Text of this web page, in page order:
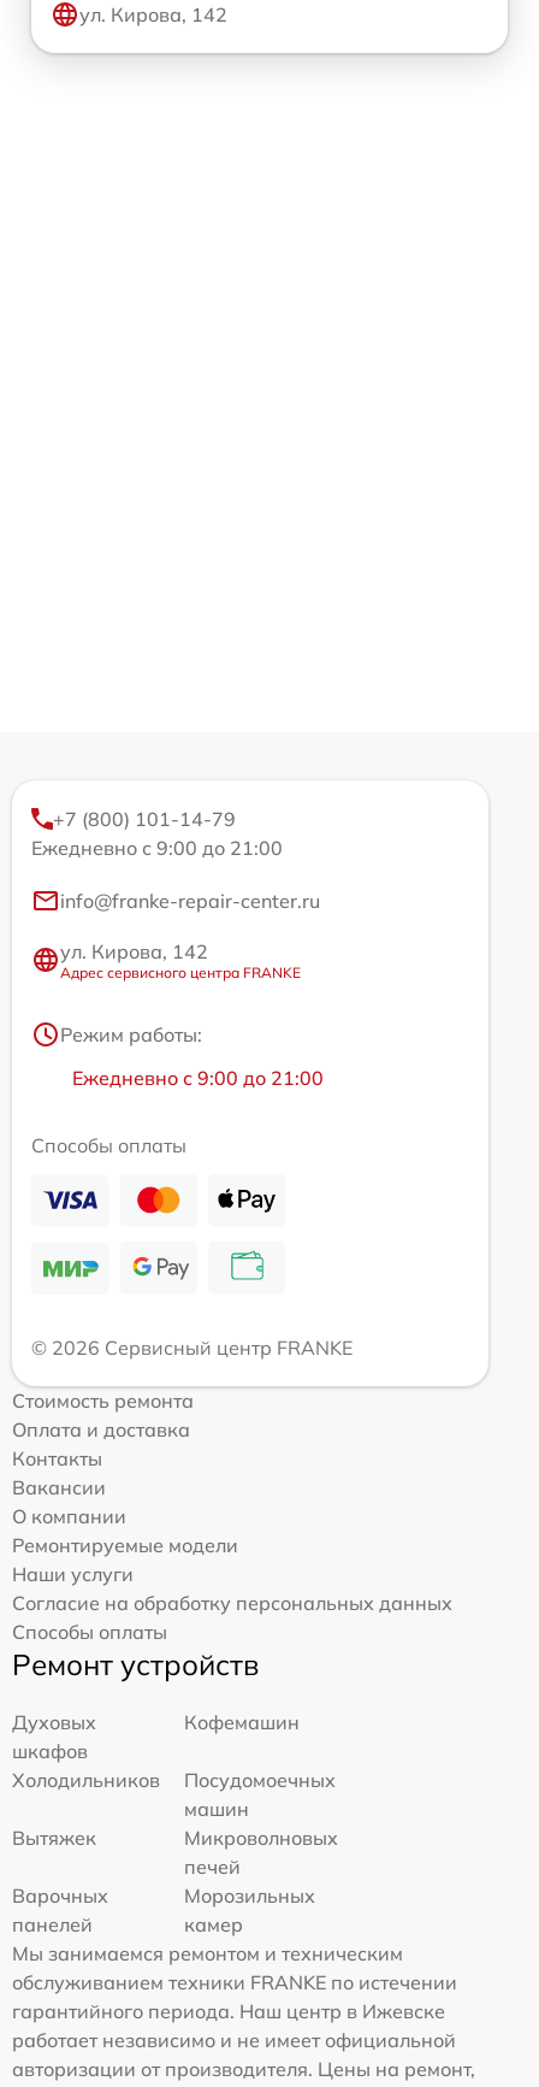
ул. Кирова, 142
+7 (800) 101-14-79
Ежедневно с 9:00 до 21:00
info@franke-repair-center.ru
ул. Кирова, 142
Адрес сервисного центра FRANKE
Режим работы:
Ежедневно с 9:00 до 21:00
Способы оплаты
© 2026 Сервисный центр FRANKE
Стоимость ремонта
Оплата и доставка
Контакты
Вакансии
О компании
Ремонтируемые модели
Наши услуги
Согласие на обработку персональных данных
Способы оплаты
Ремонт устройств
Духовых
шкафов
Кофемашин
Холодильников
Посудомоечных
машин
Вытяжек
Микроволновых
печей
Варочных
панелей
Морозильных
камер
Мы занимаемся ремонтом и техническим
обслуживанием техники FRANKE по истечении
гарантийного периода. Наш центр в Ижевске
работает независимо и не имеет официальной
авторизации от производителя. Цены на ремонт,